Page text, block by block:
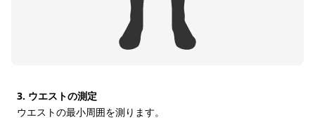
3. ウエストの測定
ウエストの最小周囲を測ります。